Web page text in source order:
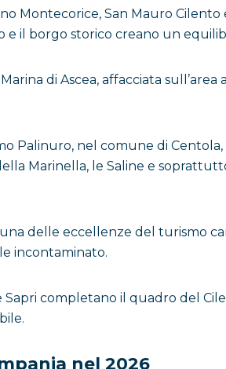
Montecorice, San Mauro Cilento
e il borgo storico creano un
di Ascea, affacciata
Palinuro, nel comune di
Marinella, le Saline e
delle eccellenze del turismo
incontaminato.
Sapri completano il quadro del
nel 2026